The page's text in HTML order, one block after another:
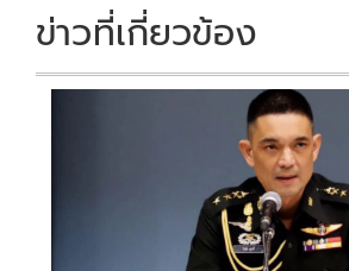
ข่าวที่เกี่ยวข้อง